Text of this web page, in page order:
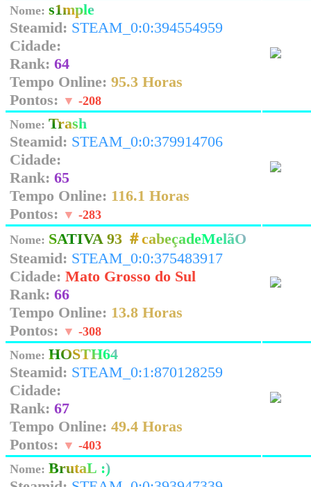
Nome: s1mple
Steamid: STEAM_0:0:394554959
Cidade:
Rank: 64
Tempo Online: 95.3 Horas
Pontos: ▼ -208
Nome: Trash
Steamid: STEAM_0:0:379914706
Cidade:
Rank: 65
Tempo Online: 116.1 Horas
Pontos: ▼ -283
Nome: SATIVA 93 ＃cabeçadeMelãO
Steamid: STEAM_0:0:375483917
Cidade: Mato Grosso do Sul
Rank: 66
Tempo Online: 13.8 Horas
Pontos: ▼ -308
Nome: HOSTH64
Steamid: STEAM_0:1:870128259
Cidade:
Rank: 67
Tempo Online: 49.4 Horas
Pontos: ▼ -403
Nome: BrutaL :)